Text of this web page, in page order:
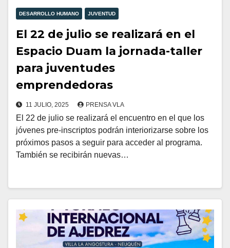
DESARROLLO HUMANO JUVENTUD
El 22 de julio se realizará en el
Espacio Duam la jornada-taller
para juventudes
emprendedoras
11 JULIO, 2025 PRENSA VLA
El 22 de julio se realizará el encuentro en el que los
jóvenes pre-inscriptos podrán interiorizarse sobre los
próximos pasos a seguir para acceder al programa.
También se recibirán nuevas…